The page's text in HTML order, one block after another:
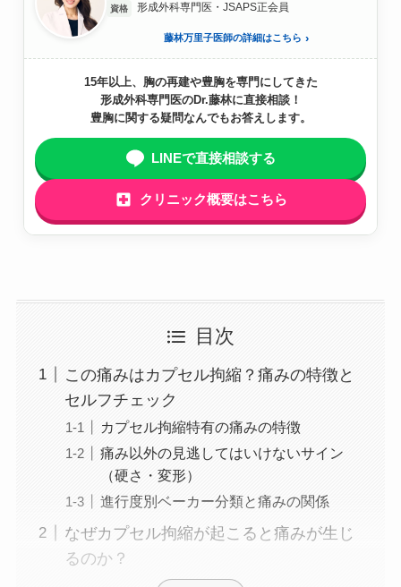
資格 形成外科専門医・JSAPS正会員
藤林万里子医師の詳細はこちら
15年以上、胸の再建や豊胸を専門にしてきた
形成外科専門医のDr.藤林に直接相談！
豊胸に関する疑問なんでもお答えします。
LINEで直接相談する
クリニック概要はこちら
目次
この痛みはカプセル拘縮？痛みの特徴と
セルフチェック
カプセル拘縮特有の痛みの特徴
痛み以外の見逃してはいけないサイン
（硬さ・変形）
進行度別ベーカー分類と痛みの関係
なぜカプセル拘縮が起こると痛みが生じ
るのか？